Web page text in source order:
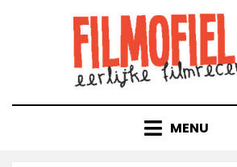
MENU